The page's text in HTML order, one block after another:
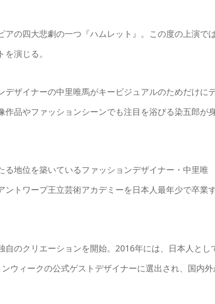
の四大悲劇の一つ『ハムレット』。この度の上演で
演じる。
ザイナーの中里唯馬がキービジュアルのためだけに
品やファッションシーンでも注目を浴びる染五郎が
地位を築いているファッションデザイナー・中里唯
トワープ王立芸術アカデミーを日本人最年少で卒業
のクリエーションを開始。2016年には、日本人とし
ウィークの公式ゲストデザイナーに選出され、国内